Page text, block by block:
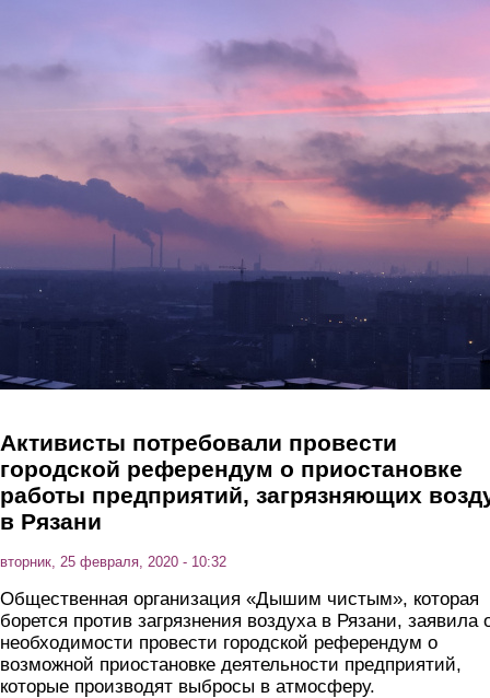
Активисты потребовали провести
городской референдум о приостановке
работы предприятий, загрязняющих
в Рязани
вторник, 25 февраля, 2020 - 10:32
Общественная организация «Дышим чистым», которая
борется против загрязнения воздуха в Рязани, заявила
необходимости провести городской референдум о
возможной приостановке деятельности предприятий,
которые производят выбросы в атмосферу.